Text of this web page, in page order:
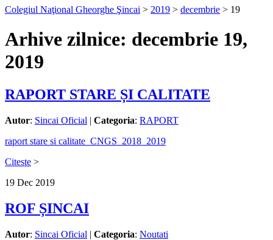
Colegiul Naţional Gheorghe Şincai > 2019 > decembrie > 19
Arhive zilnice: decembrie 19,
2019
RAPORT STARE ȘI CALITATE
Autor: Sincai Oficial | Categoria: RAPORT
raport stare si calitate_CNGS_2018_2019
Citeste >
19 Dec 2019
ROF ȘINCAI
Autor: Sincai Oficial | Categoria: Noutati